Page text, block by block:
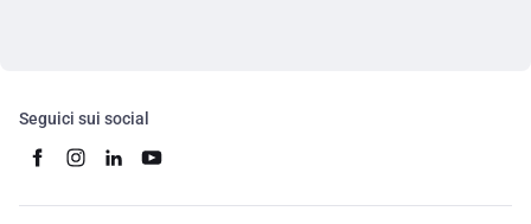
Seguici sui social